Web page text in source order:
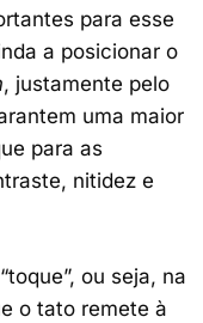
para esse
a posicionar o
, justamente pelo
uma maior
para as
nitidez e
ou seja, na
o tato remete à